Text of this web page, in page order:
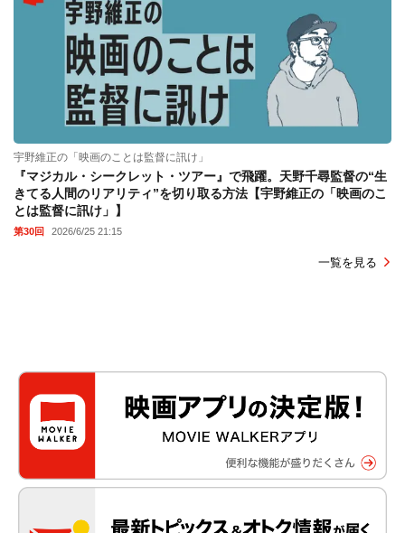
宇野維正の「映画のことは監督に訊け」
『マジカル・シークレット・ツアー』で飛躍。天野千尋監督の“生
きてる人間のリアリティ”を切り取る方法【宇野維正の「映画のこ
とは監督に訊け」】
第30回 2026/6/25 21:15
一覧を見る